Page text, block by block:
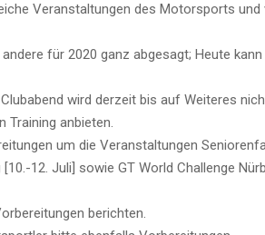
Veranstaltungen des Motorsports und
für 2020 ganz abgesagt; Heute kann
wird derzeit bis auf Weiteres
Training anbieten.
um die Veranstaltungen
12. Juli] sowie GT World Challenge
berichten.